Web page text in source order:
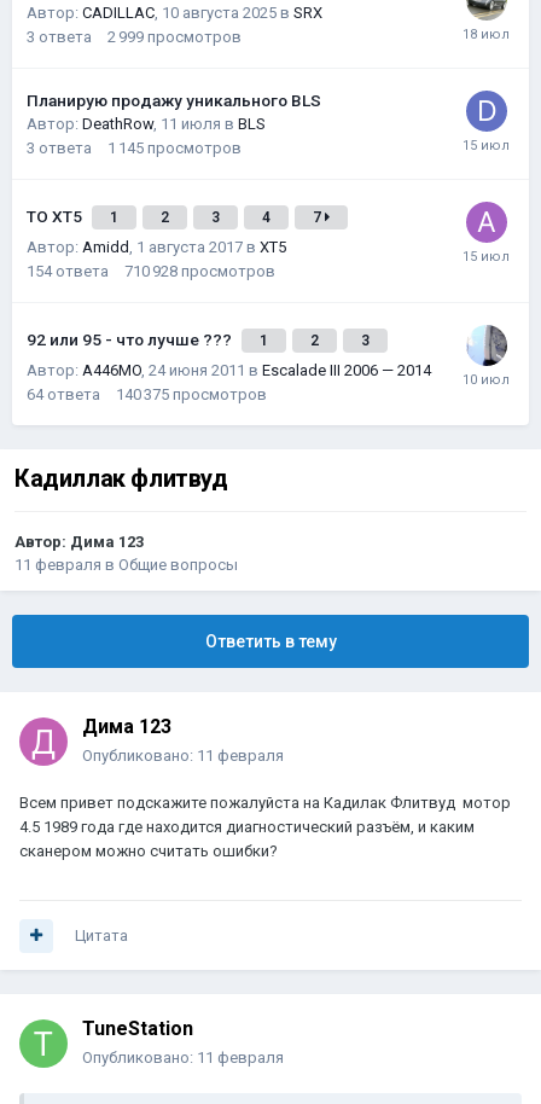
Автор: CADILLAC, 10 августа 2025 в SRX
3 ответа 2 999 просмотров
Планирую продажу уникального BLS
Автор: DeathRow, 11 июля в BLS
3 ответа 1 145 просмотров
ТО XT5 1 2 3 4 7
Автор: Amidd, 1 августа 2017 в XT5
154 ответа 710 928 просмотров
92 или 95 - что лучше ??? 1 2 3
Автор: A446MO, 24 июня 2011 в Escalade III 2006 — 2014
64 ответа 140 375 просмотров
Кадиллак флитвуд
Автор: Дима 123
11 февраля в Общие вопросы
Ответить в тему
Дима 123
Опубликовано: 11 февраля
Всем привет подскажите пожалуйста на Кадилак Флитвуд мотор
4.5 1989 года где находится диагностический разъём, и каким
сканером можно считать ошибки?
Цитата
TuneStation
Опубликовано: 11 февраля